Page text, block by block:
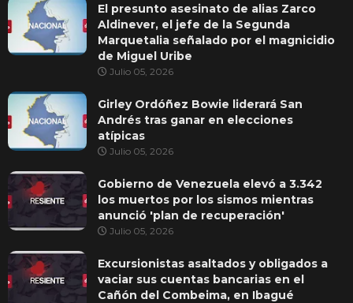
El presunto asesinato de alias Zarco
Aldinever, el jefe de la Segunda
Marquetalia señalado por el magnicidio
de Miguel Uribe
Julio 05, 2026
Girley Ordóñez Bowie liderará San
Andrés tras ganar en elecciones
atípicas
Julio 05, 2026
Gobierno de Venezuela elevó a 3.342
los muertos por los sismos mientras
anunció 'plan de recuperación'
Julio 05, 2026
Excursionistas asaltados y obligados a
vaciar sus cuentas bancarias en el
Cañón del Combeima, en Ibagué